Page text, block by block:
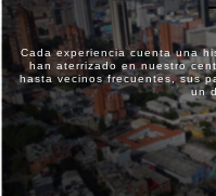
Cada experiencia cuenta una
han aterrizado en nuestro
hasta vecinos frecuentes, sus
un